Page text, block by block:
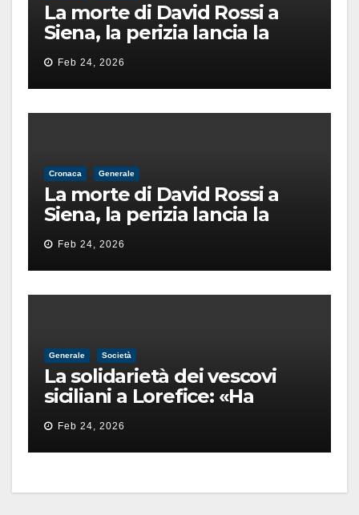
La morte di David Rossi a
Siena, la perizia lancia la
pista di un’intimidazione
finita male
Feb 24, 2026
Cronaca Generale
La morte di David Rossi a
Siena, la perizia lancia la
pista di un’intimidazione
finita male
Feb 24, 2026
Generale Società
La solidarietà dei vescovi
siciliani a Lorefice: «Ha
difeso il valore e la dignità
dell’umanità»
Feb 24, 2026